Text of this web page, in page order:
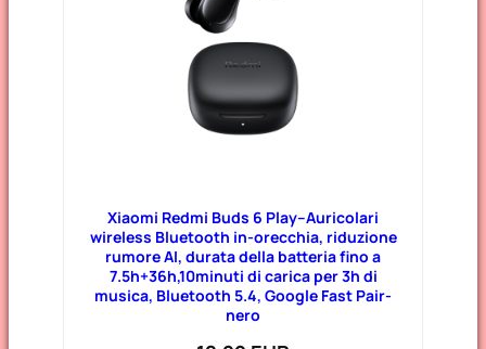
Xiaomi Redmi Buds 6 Play–Auricolari
wireless Bluetooth in-orecchia, riduzione
rumore AI, durata della batteria fino a
7.5h+36h,10minuti di carica per 3h di
musica, Bluetooth 5.4, Google Fast Pair-
nero